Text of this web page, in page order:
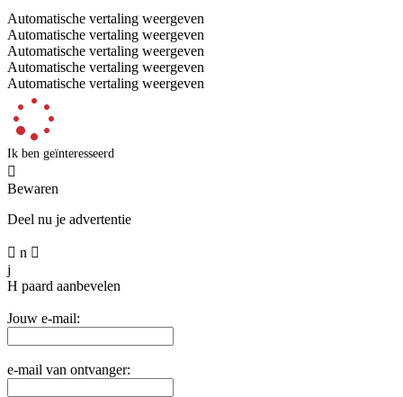
Automatische vertaling weergeven
Automatische vertaling weergeven
Automatische vertaling weergeven
Automatische vertaling weergeven
Automatische vertaling weergeven
Ik ben geïnteresseerd

Bewaren
Deel nu je advertentie
 n 
j
H paard aanbevelen
Jouw e-mail:
e-mail van ontvanger: